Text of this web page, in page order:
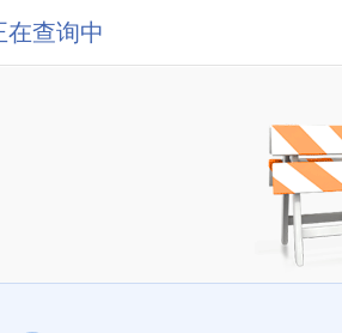
在查询中